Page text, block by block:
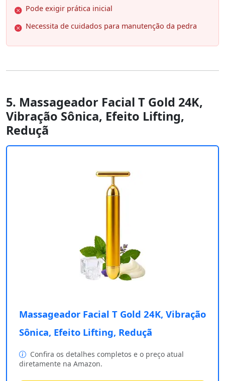
Pode exigir prática inicial
Necessita de cuidados para manutenção da pedra
5. Massageador Facial T Gold 24K,
Vibração Sônica, Efeito Lifting,
Reduçã
Massageador Facial T Gold 24K, Vibração
Sônica, Efeito Lifting, Reduçã
Confira os detalhes completos e o preço atual
diretamente na Amazon.